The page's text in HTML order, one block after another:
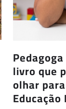
livro que
olhar